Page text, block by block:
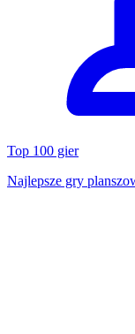
Top 100 gier
Najlepsze gry